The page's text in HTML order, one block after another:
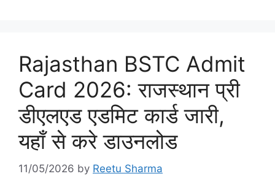
Rajasthan BSTC Admit
Card 2026: राजस्थान प्री
डीएलएड एडमिट कार्ड जारी,
यहाँ से करे डाउनलोड
11/05/2026 by Reetu Sharma